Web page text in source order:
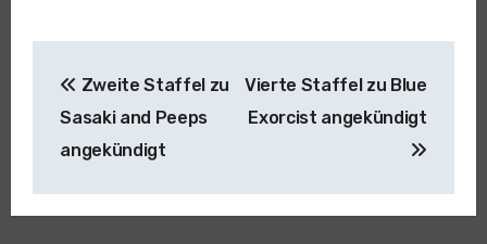
Zweite Staffel zu
Sasaki and Peeps
angekündigt
Vierte Staffel zu Blue
Exorcist angekündigt